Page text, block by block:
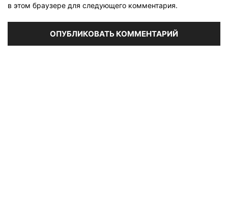
в этом браузере для следующего комментария.